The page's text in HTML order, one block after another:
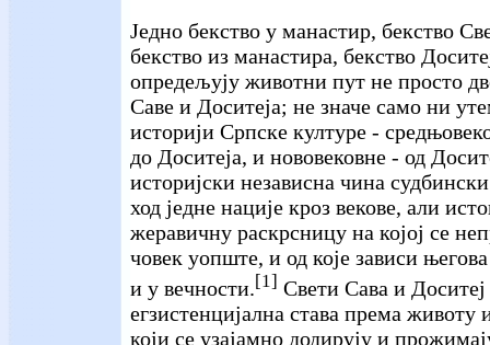
Једно бекство у манастир, бекство
бекство из манастира, бекство
опредељују животни пут не просто
Саве и Доситеја; не значе само ни
историји Српске културе -
до Доситеја, и нововековне - од
историјски независна чина
ход једне нације кроз векове, али
жеравичну раскрсницу на којој се
човек уопште, и од које зависи
и у вечности.[1] Свети Сава и Доситеј
егзистенцијална става према животу
који се узајамно додирују и